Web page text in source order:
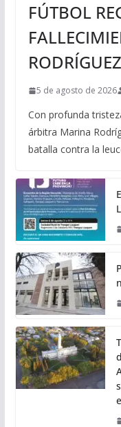
FÚTBOL
RODRÍGUEZ
5 de agosto de 2026
Con profunda
árbitra Marina
batalla contra la